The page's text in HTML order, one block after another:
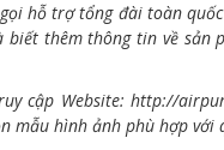
hỗ trợ tổng đài toàn
biết thêm thông tin về sản
cập Website:http://
mẫu hình ảnh phù hợp với